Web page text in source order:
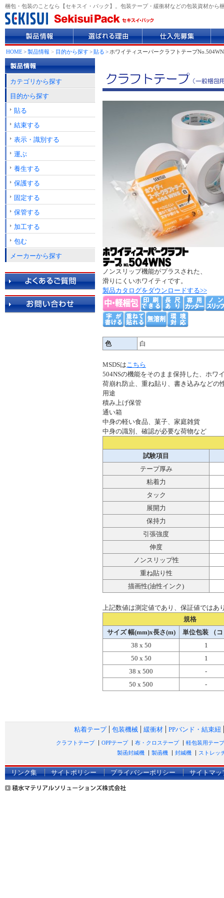
梱包・包装のことなら【セキスイ・パック】。包装テープ・緩衝材などの包装資材から
品
情
報
ば
れ
理
入
先
業
情
HOME>製品情報 > 目的から探す> 貼る > ホワイティスーパークラフトテープ
ノンスリップ機能がプラスされた、
滑りにくいホワイティです。
製品カタログをダウンロードする>>
色 白
MSDSはこちら
504NSの機能をそのまま保持した、ホワ
荷崩れ防止、重ね貼り、書き込みなどの
用途
積み上げ保管
通い箱
中身の軽い食品、菓子、家庭雑貨
中身の識別、確認が必要な荷物など
試験項目
テープ厚み
粘着力
タック
展開力
保持力
引張強度
伸度
ノンスリップ性
重ね貼り性
描画性(油性インク)
上記数値は測定値であり、保証値ではあ
規格
サイズ 幅(mm)x長さ(m)
単位包装 （
38 x 50
1
50 x 50
1
38 x 500
-
50 x 500
-
カテゴリから探す
目的から探す
貼る
結束する
表示・識別する
運ぶ
養生する
保護する
固定する
保管する
加工する
包む
メーカーから探す
粘着テープ 包装機械 緩衝材 PPバンド・結束紐
クラフトテープ OPPテープ 布・クロステープ
軽包装用テープ
製函封緘機
製函機 封緘機 ストレッ
リンク集 サイトポリシー プライバシーポリシー サイトマッ